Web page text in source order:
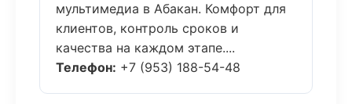
мультимедиа в Абакан. Комфорт для
клиентов, контроль сроков и
качества на каждом этапе....
Телефон: +7 (953) 188-54-48